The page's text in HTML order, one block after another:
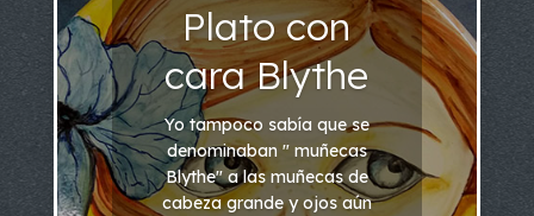
Plato con
cara Blythe
Yo tampoco sabía que se
denominaban " muñecas
Blythe" a las muñecas de
cabeza grande y ojos aún